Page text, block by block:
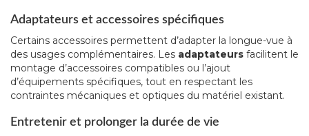
Adaptateurs et accessoires spécifiques
Certains accessoires permettent d’adapter la longue-vue à
des usages complémentaires. Les adaptateurs facilitent le
montage d’accessoires compatibles ou l’ajout
d’équipements spécifiques, tout en respectant les
contraintes mécaniques et optiques du matériel existant.
Entretenir et prolonger la durée de vie